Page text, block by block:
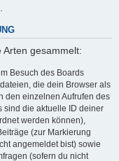
gesammelt:
Besuch des Boards
die dein Browser als
den einzelnen Aufrufen des
sind die aktuelle ID deiner
werden können),
(zur Markierung
angemeldet bist) sowie
(sofern du nicht